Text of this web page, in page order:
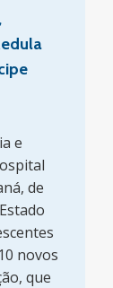
e
de
novos
que